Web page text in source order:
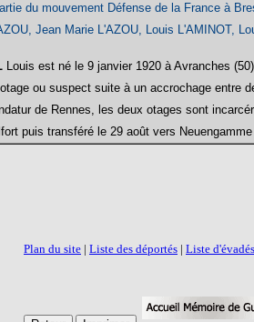
du mouvement Défense de la France à
Jean Marie L'AZOU, Louis L'AMINOT,
Louis est né le 9 janvier 1920 à Avranches
ou suspect suite à un accrochage entre
de Rennes, les deux otages sont
puis transféré le 29 août vers
Plan du site | Liste des déportés | Liste d'évadés